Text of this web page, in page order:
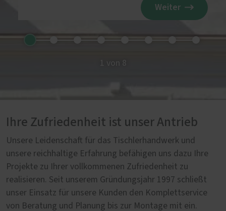
Weiter
Ihre Zufriedenheit ist unser Antrieb
Unsere Leidenschaft für das Tischlerhandwerk und
unsere reichhaltige Erfahrung befähigen uns dazu Ihre
Projekte zu Ihrer vollkommenen Zufriedenheit zu
realisieren. Seit unserem Gründungsjahr 1997 schließt
unser Einsatz für unsere Kunden den Komplettservice
von Beratung und Planung bis zur Montage mit ein.